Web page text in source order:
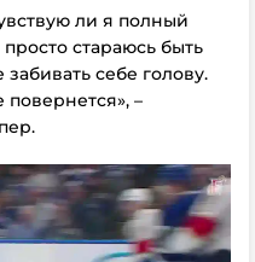
ли я полный
стараюсь быть
себе голову.
повернется», –